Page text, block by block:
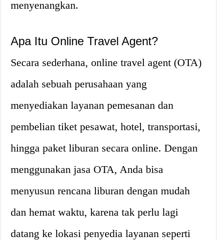
menyenangkan.
Apa Itu Online Travel Agent?
Secara sederhana, online travel agent (OTA)
adalah sebuah perusahaan yang
menyediakan layanan pemesanan dan
pembelian tiket pesawat, hotel, transportasi,
hingga paket liburan secara online. Dengan
menggunakan jasa OTA, Anda bisa
menyusun rencana liburan dengan mudah
dan hemat waktu, karena tak perlu lagi
datang ke lokasi penyedia layanan seperti